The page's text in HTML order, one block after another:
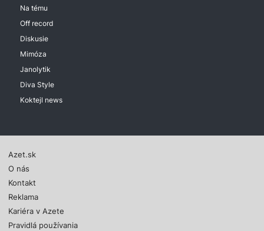
Na tému
Off record
Diskusie
Mimóza
Janolytik
Diva Style
Koktejl news
Azet.sk
O nás
Kontakt
Reklama
Kariéra v Azete
Pravidlá používania